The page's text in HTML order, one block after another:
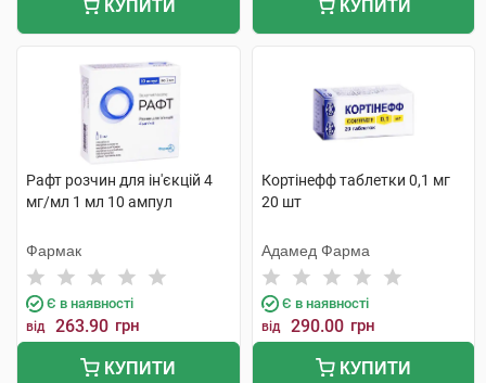
КУПИТИ КУПИТИ
Рафт розчин для ін'єкцій 4
мг/мл 1 мл 10 ампул
Фармак
Є в наявності
від 263.90 грн
КУПИТИ
Кортінефф таблетки 0,1 мг
20 шт
Адамед Фарма
Є в наявності
від 290.00 грн
КУПИТИ